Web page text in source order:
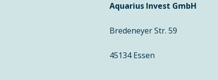
Aquarius Invest GmbH
Bredeneyer Str. 59
45134 Essen